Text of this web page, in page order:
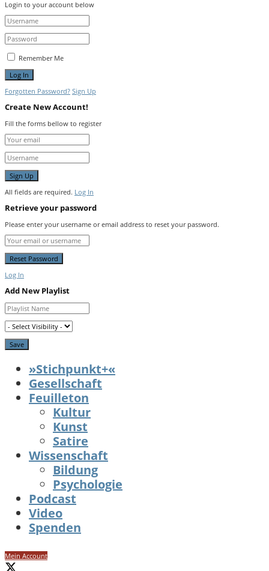
Login to your account below
Remember Me
Forgotten Password? Sign Up
Create New Account!
Fill the forms bellow to register
All fields are required. Log In
Retrieve your password
Please enter your username or email address to reset your password.
Log In
Add New Playlist
»Stichpunkt+«
Gesellschaft
Feuilleton
Kultur
Kunst
Satire
Wissenschaft
Bildung
Psychologie
Podcast
Video
Spenden
Mein Account